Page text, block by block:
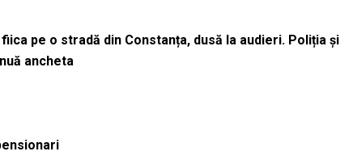
pe o stradă din Constanța, dusă la audieri. Poliția și
ancheta